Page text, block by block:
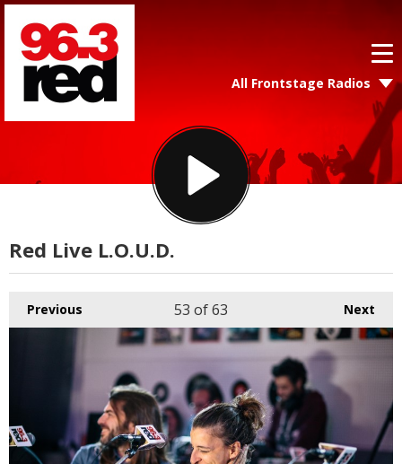
All Frontstage Radios
Red Live L.O.U.D.
Previous Next
53 of 63